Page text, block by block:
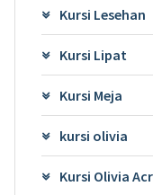
Kursi Lesehan
Kursi Lipat
Kursi Meja
kursi olivia
Kursi Olivia